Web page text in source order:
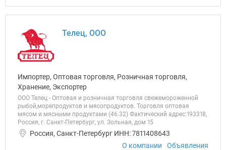
Телец, ООО
Импортер, Оптовая торговля, Розничная торговля,
Хранение, Экспортер
ООО Телец - Оптовая и розничная торговля свежемороженной
рыбой,морепродуктов и мясопродуктов. Торговля оптовая
мясом и мясными продуктами (46.32) Фактический адрес:193318,
Россия, г. Санкт-Петербург, ул. Зольная, дом 15
Россия, Санкт-Петербург ИНН: 7811408643
О компании
Объявления